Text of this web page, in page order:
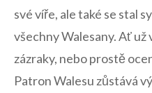
‍své‍ víře, ale ⁢také ​se stal
všechny Walesany. ‍Ať už
zázraky,⁤ nebo prostě
Patron Walesu ⁤zůstává